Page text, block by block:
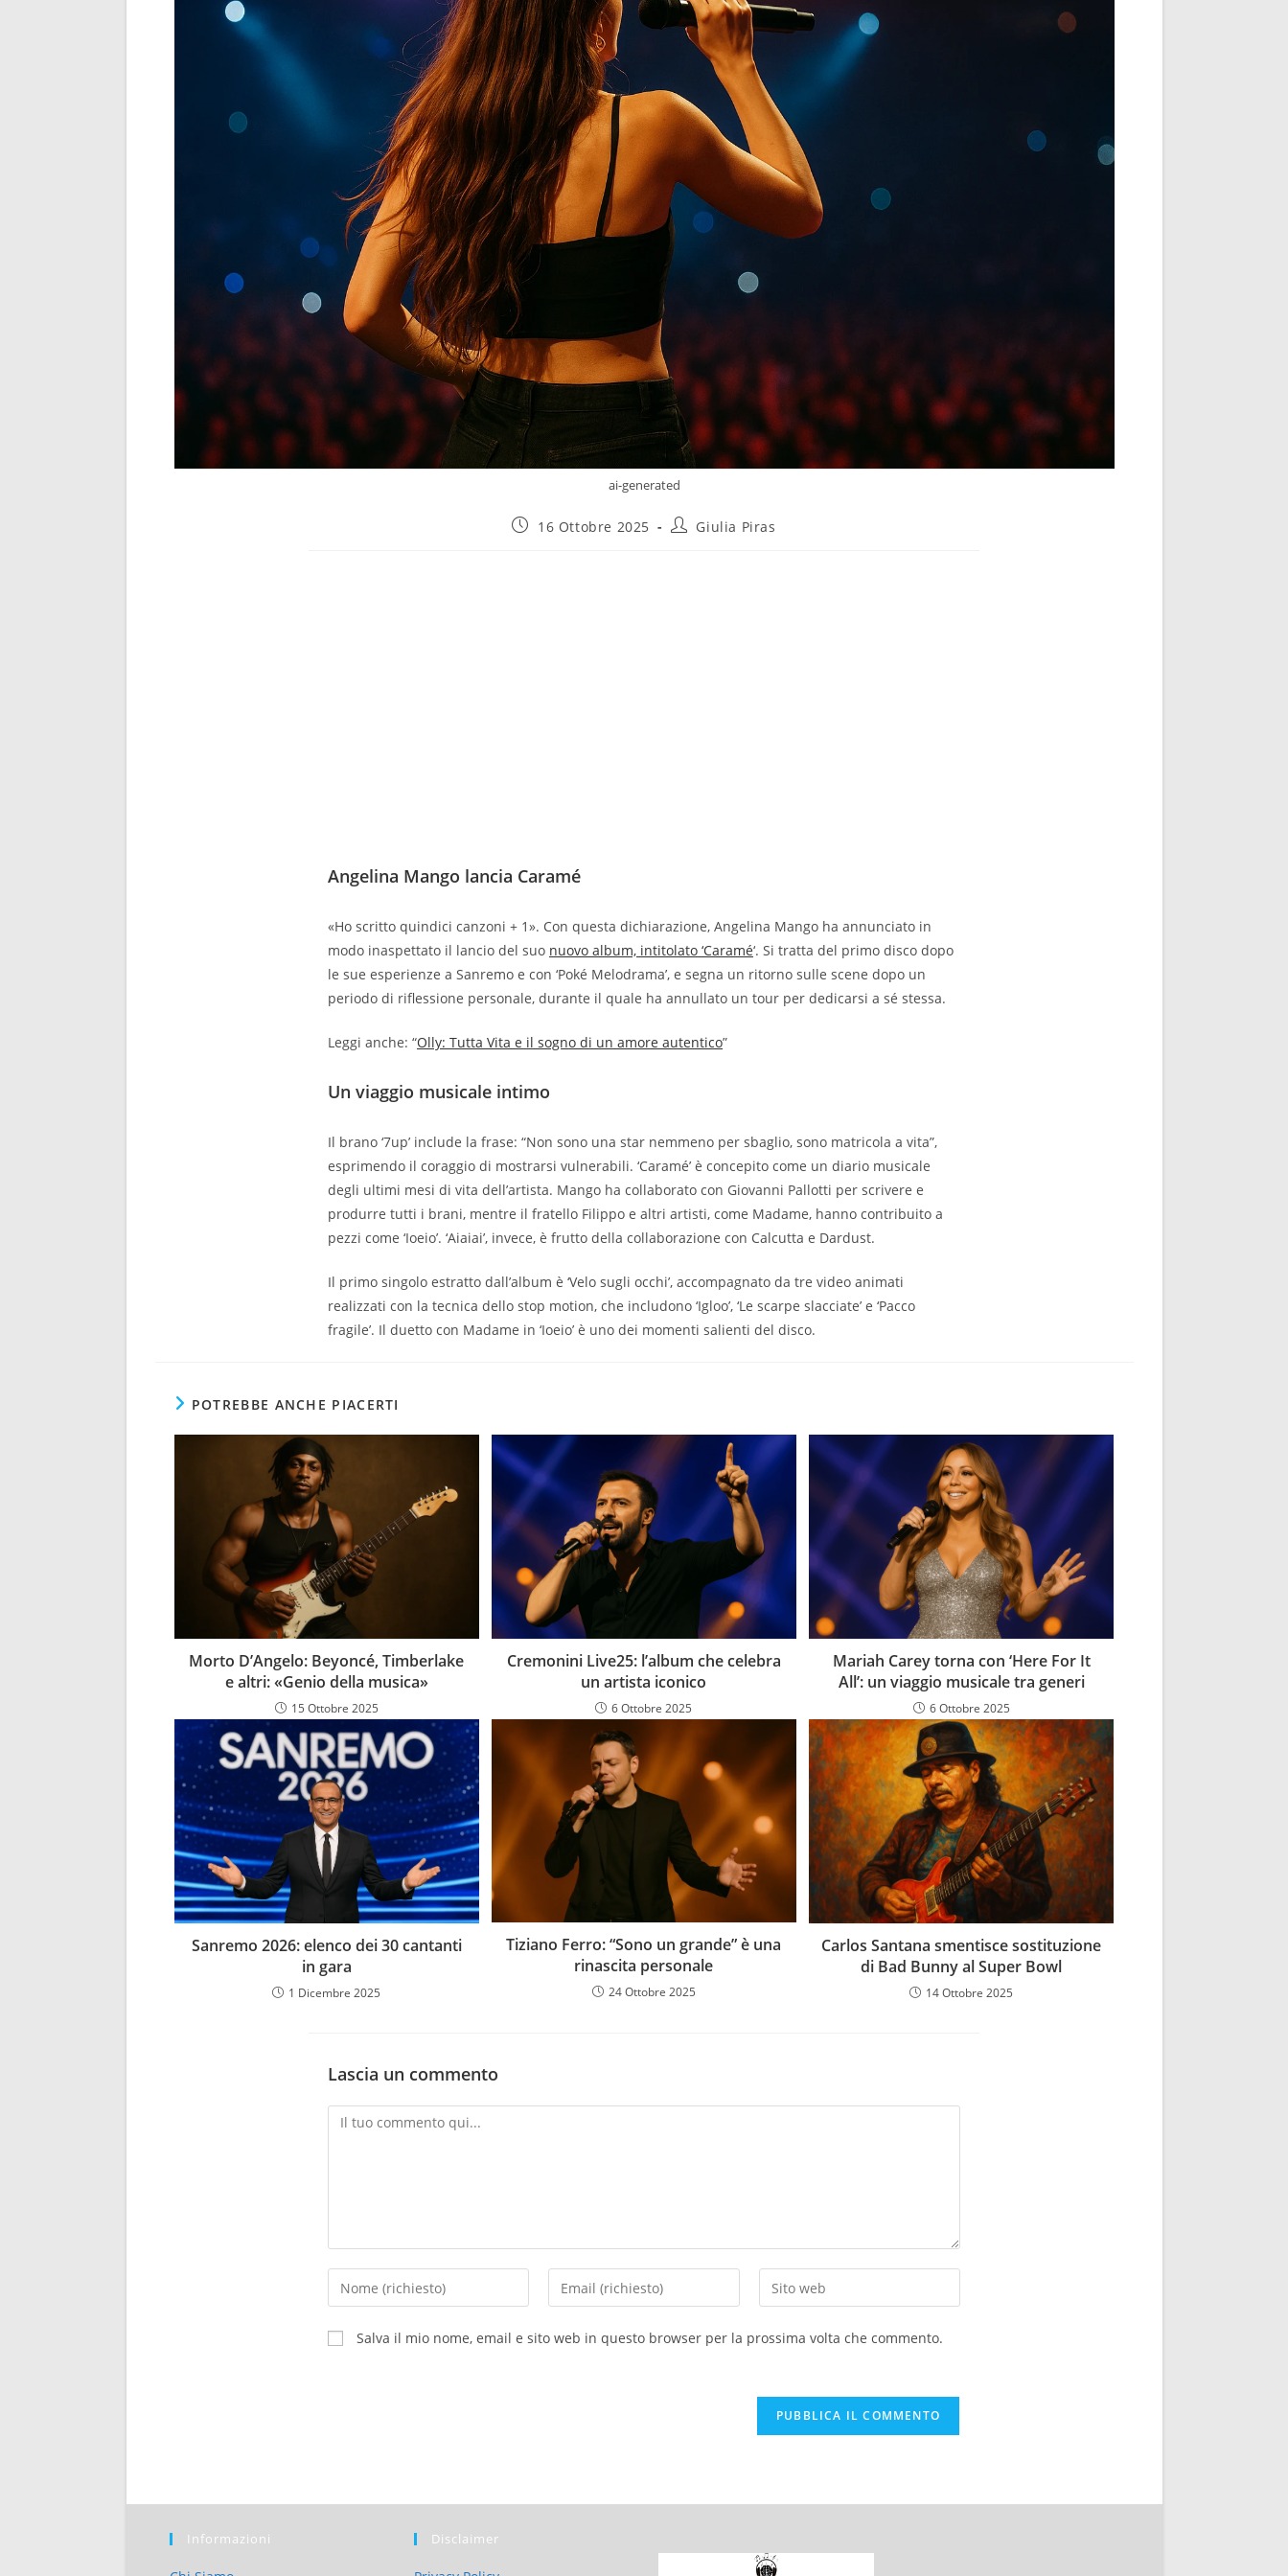
ai-generated
16 Ottobre 2025 Giulia Piras
Angelina Mango lancia Caramé
«Ho scritto quindici canzoni + 1». Con questa dichiarazione, Angelina Mango ha annunciato in
modo inaspettato il lancio del suo nuovo album, intitolato ‘Caramé‘. Si tratta del primo disco dopo
le sue esperienze a Sanremo e con ‘Poké Melodrama’, e segna un ritorno sulle scene dopo un
periodo di riflessione personale, durante il quale ha annullato un tour per dedicarsi a sé stessa.
Leggi anche: “Olly: Tutta Vita e il sogno di un amore autentico”
Un viaggio musicale intimo
Il brano ‘7up’ include la frase: “Non sono una star nemmeno per sbaglio, sono matricola a vita”,
esprimendo il coraggio di mostrarsi vulnerabili. ‘Caramé’ è concepito come un diario musicale
degli ultimi mesi di vita dell’artista. Mango ha collaborato con Giovanni Pallotti per scrivere e
produrre tutti i brani, mentre il fratello Filippo e altri artisti, come Madame, hanno contribuito a
pezzi come ‘Ioeio’. ‘Aiaiai’, invece, è frutto della collaborazione con Calcutta e Dardust.
Il primo singolo estratto dall’album è ‘Velo sugli occhi’, accompagnato da tre video animati
realizzati con la tecnica dello stop motion, che includono ‘Igloo’, ‘Le scarpe slacciate’ e ‘Pacco
fragile’. Il duetto con Madame in ‘Ioeio’ è uno dei momenti salienti del disco.
POTREBBE ANCHE PIACERTI
Morto D’Angelo: Beyoncé, Timberlake
e altri: «Genio della musica»
15 Ottobre 2025
Cremonini Live25: l’album che celebra
un artista iconico
6 Ottobre 2025
Mariah Carey torna con ‘Here For It
All’: un viaggio musicale tra generi
6 Ottobre 2025
Sanremo 2026: elenco dei 30 cantanti
in gara
1 Dicembre 2025
Tiziano Ferro: “Sono un grande” è una
rinascita personale
24 Ottobre 2025
Carlos Santana smentisce sostituzione
di Bad Bunny al Super Bowl
14 Ottobre 2025
Lascia un commento
Salva il mio nome, email e sito web in questo browser per la prossima volta che commento.
Informazioni Disclaimer